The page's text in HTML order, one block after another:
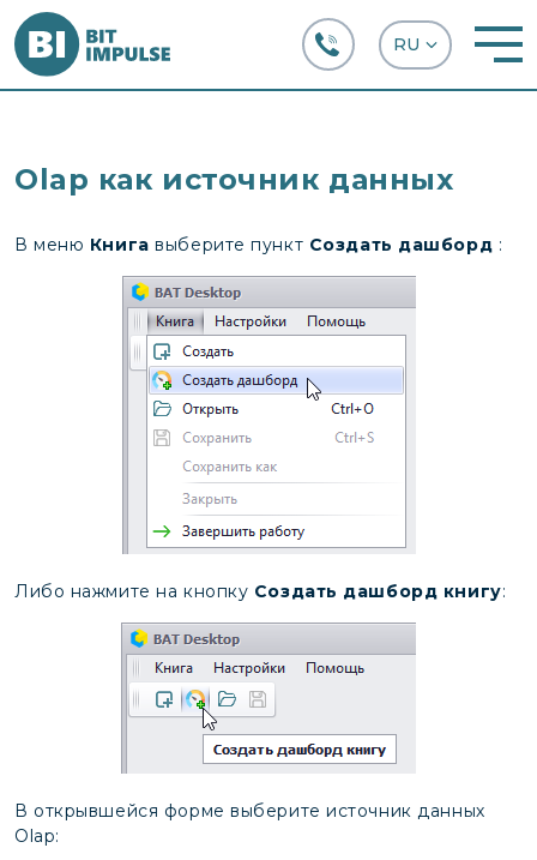
Olap как источник данных
В меню Книгавыберите пункт Создать дашборд :
Либо нажмите на кнопку Создать дашборд книгу:
В открывшейся форме выберите источник данных
Olap: